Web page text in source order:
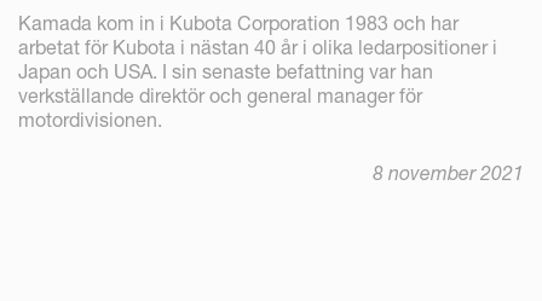
Kamada kom in i Kubota Corporation 1983 och har
arbetat för Kubota i nästan 40 år i olika ledarpositioner i
Japan och USA. I sin senaste befattning var han
verkställande direktör och general manager för
motordivisionen.
8 november 2021